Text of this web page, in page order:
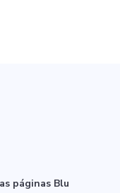
páginas Blu